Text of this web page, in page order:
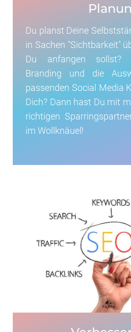
Du planst Deine
in Sachen "Sichtbarkeit"
Du anfangen sollst?
Branding und die
passenden Social Media
Dich? Dann hast Du mit
richtigen
im Wollknäuel!